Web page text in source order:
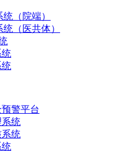
（院端）
（医共体）
统
统
警平台
系统
系统
统